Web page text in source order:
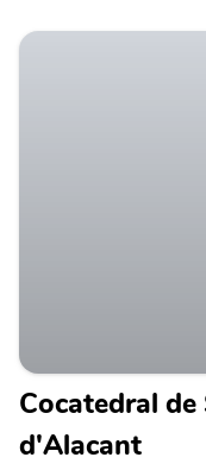
Cocatedral
d'Alacant